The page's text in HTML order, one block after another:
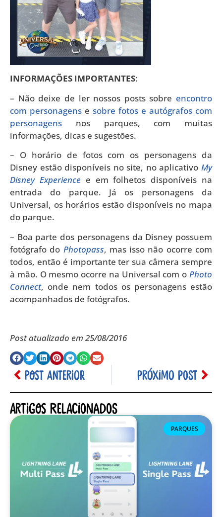
INFORMAÇÕES IMPORTANTES:
– Não deixe de ler nossos posts sobre encontro
com personagens e sobre fotos e autógrafos com
personagens nos parques, com muitas
informações, dicas e sugestões.
– O horário de fotos com os personagens da
Disney estão disponíveis no site, no aplicativo My
Disney Experiencee em folhetos disponíveis na
entrada do parque. Já os personagens da
Universal, os horários estão disponíveis no mapa
do parque.
– Boa parte dos personagens da Disney possuem
fotógrafo do Photopass, mas isso não ocorre com
todos, então é importante ter sua câmera sempre
à mão. O mesmo ocorre na Universal com o Photo
Connect, onde nem todos os personagens estão
acompanhados de fotógrafos.
Post atualizado em 25/08/2016
POST ANTERIOR PRÓXIMO POST
Artigos relacionados
PARQUES